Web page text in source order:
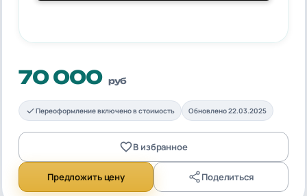
70 000 руб
Переоформление включено в стоимость Обновлено 22.03.2025
В избранное
Предложить цену Поделиться